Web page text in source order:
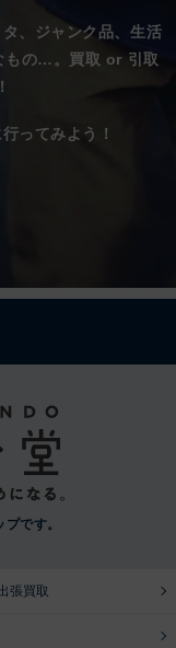
タ、ジャンク品、生活
もの…。 買取 or 引取
ってみよう！
です。
張買取